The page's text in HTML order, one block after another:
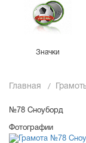
Значки
Главная
№78 Сноуборд
Фотографии